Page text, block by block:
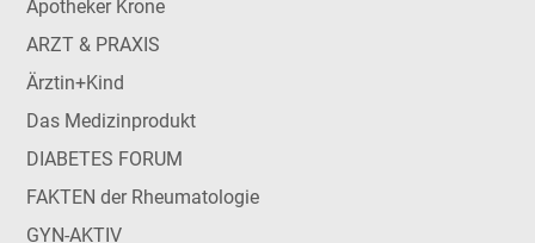
Apotheker Krone
ARZT & PRAXIS
Ärztin+Kind
Das Medizinprodukt
DIABETES FORUM
FAKTEN der Rheumatologie
GYN-AKTIV